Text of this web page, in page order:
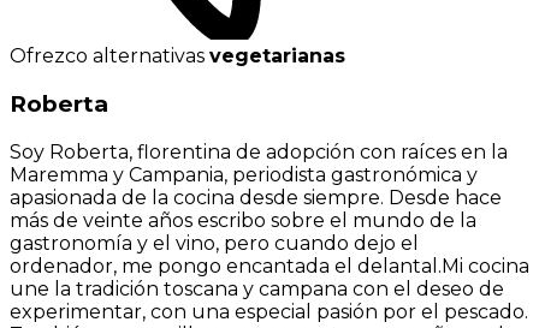
Ofrezco alternativas vegetarianas
Roberta
Soy Roberta, florentina de adopción con raíces en la
Maremma y Campania, periodista gastronómica y
apasionada de la cocina desde siempre. Desde hace
más de veinte años escribo sobre el mundo de la
gastronomía y el vino, pero cuando dejo el
ordenador, me pongo encantada el delantal.Mi cocina
une la tradición toscana y campana con el deseo de
experimentar, con una especial pasión por el pescado.